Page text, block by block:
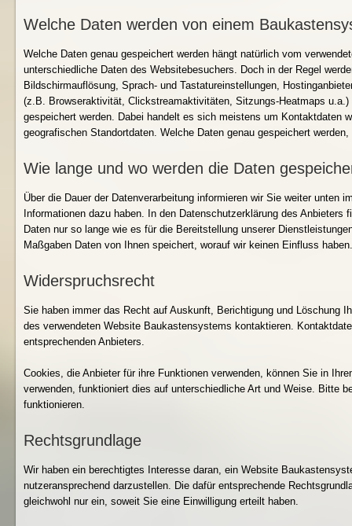
Welche Daten werden von einem
Welche Daten genau gespeichert werden hängt natürlich vom
unterschiedliche Daten des Websitebesuchers. Doch in der Regel
Bildschirmauflösung, Sprach- und Tastatureinstellungen,
(z.B. Browseraktivität, Clickstreamaktivitäten, Sitzungs-Heatmaps
gespeichert werden. Dabei handelt es sich meistens um Kontaktdaten
geografischen Standortdaten. Welche Daten genau gespeichert
Wie lange und wo werden die Daten
Über die Dauer der Datenverarbeitung informieren wir Sie weiter
Informationen dazu haben. In den Datenschutzerklärung des
Daten nur so lange wie es für die Bereitstellung unserer
Maßgaben Daten von Ihnen speichert, worauf wir keinen Einfluss haben.
Widerspruchsrecht
Sie haben immer das Recht auf Auskunft, Berichtigung und Löschung
des verwendeten Website Baukastensystems kontaktieren.
entsprechenden Anbieters.
Cookies, die Anbieter für ihre Funktionen verwenden, können Sie in
verwenden, funktioniert dies auf unterschiedliche Art und Weise. Bitte
funktionieren.
Rechtsgrundlage
Wir haben ein berechtigtes Interesse daran, ein Website
nutzeransprechend darzustellen. Die dafür entsprechende
gleichwohl nur ein, soweit Sie eine Einwilligung erteilt haben.